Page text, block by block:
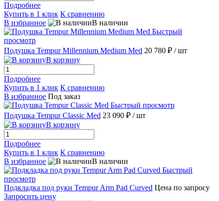
Подробнее
Купить в 1 клик К сравнению
В избранное
В наличии
Быстрый
просмотр
Подушка Tempur Millennium Medium Med 20 780 ₽ / шт
В корзину
Подробнее
Купить в 1 клик К сравнению
В избранное Под заказ
Быстрый просмотр
Подушка Tempur Classic Med 23 090 ₽ / шт
В корзину
Подробнее
Купить в 1 клик К сравнению
В избранное
В наличии
Быстрый
просмотр
Подкладка под руки Tempur Arm Pad Curved Цена по запросу
Запросить цену